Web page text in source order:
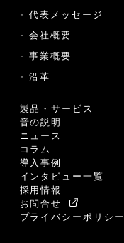
- 代表メッセージ
- 会社概要
- 事業概要
- 沿革
製品・サービス
音の説明
ニュース
コラム
導入事例
インタビュー一覧
採用情報
お問合せ
プライバシーポリシー